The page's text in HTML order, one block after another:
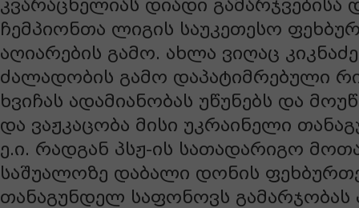
კვარაცხელიას დიადი გამარჯვებისა
ჩემპიონთა ლიგის საუკეთესო
აღიარების გამო. ახლა ვიღაც
ძალადობის გამო დაპატიმრებული
ხვიჩას ადამიანობას უწუნებს და
და ვაჟკაცობა მისი უკრაინელი
ე.ი. რადგან პსჟ-ის სათადარიგო
საშუალოზე დაბალი დონის
თანაგუნდელ საფონოვს გამარჯობას